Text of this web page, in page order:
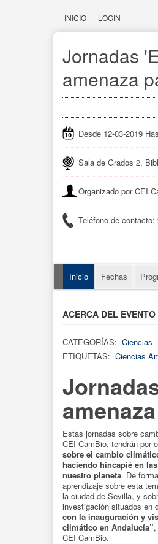
INICIO | LOGIN
Jornadas
amenaza
Desde 12-03-2019
Sala de Grados 2,
Organizado por CEI
Teléfono de contacto:
Inicio Fechas
ACERCA DEL EVENTO
CATEGORÍAS: Ciencias
ETIQUETAS: Ciencias
Estas jornadas sobre
CEI CamBio, tendrán por
sobre el cambio
haciendo hincapié en
nuestro planeta. De
aprendizaje sobre esta
la ciudad de Sevilla, y
investigación situados en
con la inauguración y
climático en Andalucía”
CEI CamBio.